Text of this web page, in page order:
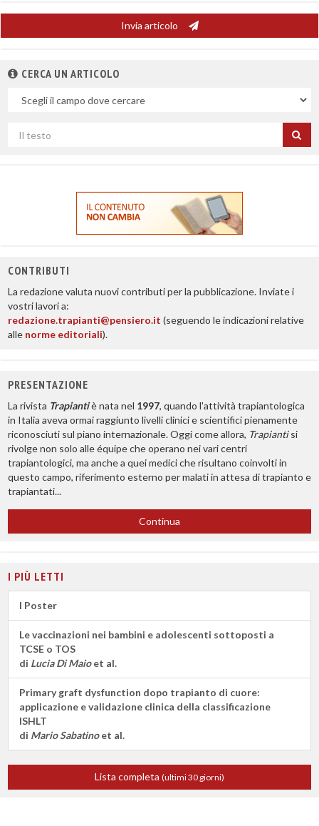
Invia articolo
CERCA UN ARTICOLO
campo
per
CONTRIBUTI
La redazione valuta nuovi contributi per la pubblicazione. Inviate i
vostri lavori a:
redazione.trapianti@pensiero.it (seguendo le indicazioni relative
alle norme editoriali).
PRESENTAZIONE
La rivista Trapiantiè nata nel 1997, quando l'attività trapiantologica
in Italia aveva ormai raggiunto livelli clinici e scientifici pienamente
riconosciuti sul piano internazionale. Oggi come allora, Trapiantisi
rivolge non solo alle équipe che operano nei vari centri
trapiantologici, ma anche a quei medici che risultano coinvolti in
questo campo, riferimento esterno per malati in attesa di trapianto e
trapiantati...
Continua
I PIÙ LETTI
I Poster
Le vaccinazioni nei bambini e adolescenti sottoposti a
TCSE o TOS
di Lucia Di Maioet al.
Primary graft dysfunction dopo trapianto di cuore:
applicazione e validazione clinica della classificazione
ISHLT
di Mario Sabatinoet al.
Lista completa (ultimi 30 giorni)